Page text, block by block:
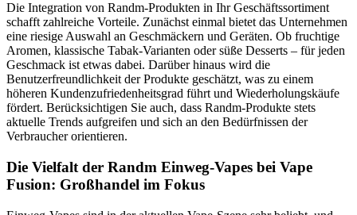
Die Integration von Randm-Produkten in Ihr Geschäftssortiment
schafft zahlreiche Vorteile. Zunächst einmal bietet das Unternehmen
eine riesige Auswahl an Geschmäckern und Geräten. Ob fruchtige
Aromen, klassische Tabak-Varianten oder süße Desserts – für jeden
Geschmack ist etwas dabei. Darüber hinaus wird die
Benutzerfreundlichkeit der Produkte geschätzt, was zu einem
höheren Kundenzufriedenheitsgrad führt und Wiederholungskäufe
fördert. Berücksichtigen Sie auch, dass Randm-Produkte stets
aktuelle Trends aufgreifen und sich an den Bedürfnissen der
Verbraucher orientieren.
Die Vielfalt der Randm Einweg-Vapes bei Vape
Fusion: Großhandel im Fokus